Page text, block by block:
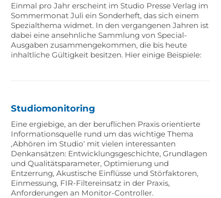
Einmal pro Jahr erscheint im Studio Presse Verlag im
Sommermonat Juli ein Sonderheft, das sich einem
Spezialthema widmet. In den vergangenen Jahren ist
dabei eine ansehnliche Sammlung von Special-
Ausgaben zusammengekommen, die bis heute
inhaltliche Gültigkeit besitzen. Hier einige Beispiele:
Studiomonitoring
Eine ergiebige, an der beruflichen Praxis orientierte
Informationsquelle rund um das wichtige Thema
‚Abhören im Studio‘ mit vielen interessanten
Denkansätzen: Entwicklungsgeschichte, Grundlagen
und Qualitätsparameter, Optimierung und
Entzerrung, Akustische Einflüsse und Störfaktoren,
Einmessung, FIR-Filtereinsatz in der Praxis,
Anforderungen an Monitor-Controller.